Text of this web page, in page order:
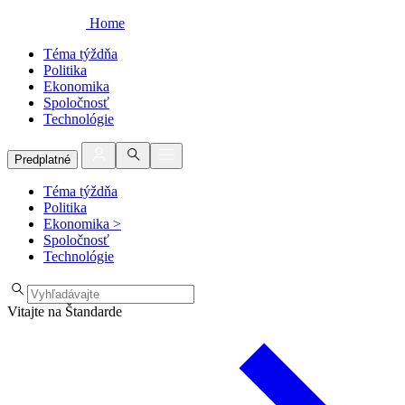
Home
Téma týždňa
Politika
Ekonomika
Spoločnosť
Technológie
Predplatné
Téma týždňa
Politika
Ekonomika >
Spoločnosť
Technológie
Vitajte na Štandarde